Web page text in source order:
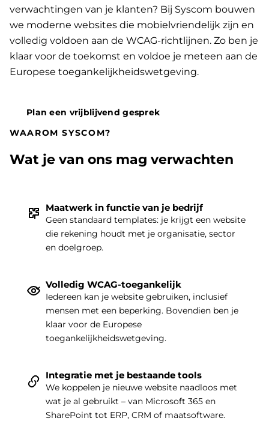
|
verwachtingen van je klanten? Bij Syscom bouwen
we moderne websites die mobielvriendelijk zijn en
volledig voldoen aan de WCAG-richtlijnen. Zo ben je
klaar voor de toekomst en voldoe je meteen aan de
Europese toegankelijkheidswetgeving.
Plan een vrijblijvend gesprek
WAAROM SYSCOM?
Wat je van ons mag verwachten
Maatwerk in functie van je bedrijf
Geen standaard templates: je krijgt een website
die rekening houdt met je organisatie, sector
en doelgroep.
Volledig WCAG-toegankelijk
Iedereen kan je website gebruiken, inclusief
mensen met een beperking. Bovendien ben je
klaar voor de Europese
toegankelijkheidswetgeving.
Integratie met je bestaande tools
We koppelen je nieuwe website naadloos met
wat je al gebruikt – van Microsoft 365 en
SharePoint tot ERP, CRM of maatsoftware.